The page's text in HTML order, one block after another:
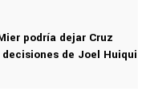
podría dejar Cruz
de Joel Huiqui